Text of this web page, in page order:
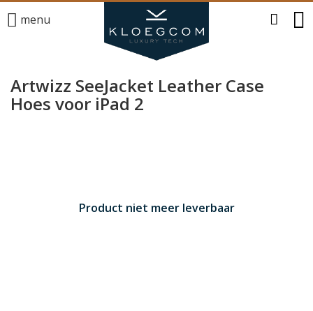
menu
Artwizz SeeJacket Leather Case
Hoes voor iPad 2
Product niet meer leverbaar